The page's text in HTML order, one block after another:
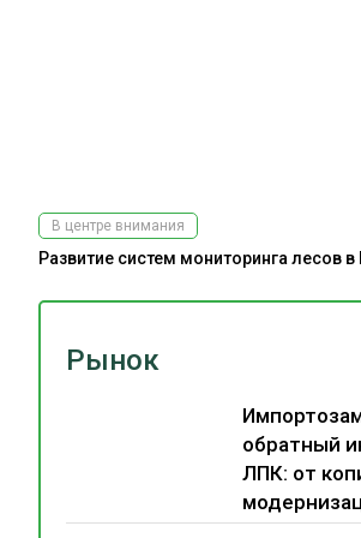
Рынок
обратный
ЛПК: от
В центре внимания
Развитие систем мониторинга лесов